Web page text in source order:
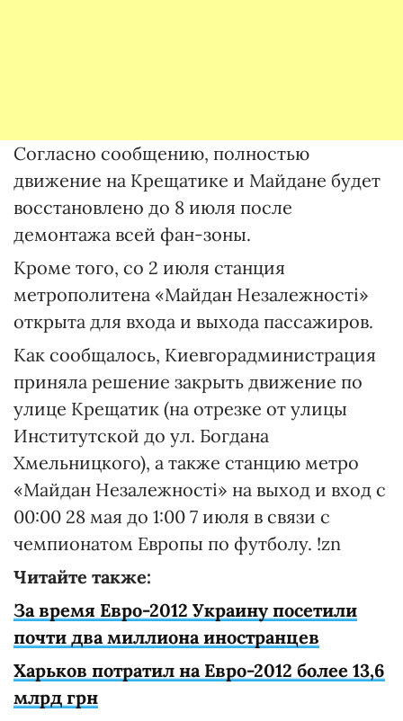
Согласно сообщению, полностью
движение на Крещатике и Майдане будет
восстановлено до 8 июля после
демонтажа всей фан-зоны.
Кроме того, со 2 июля станция
метрополитена «Майдан Незалежності»
открыта для входа и выхода пассажиров.
Как сообщалось, Киевгорадминистрация
приняла решение закрыть движение по
улице Крещатик (на отрезке от улицы
Институтской до ул. Богдана
Хмельницкого), а также станцию метро
«Майдан Незалежності» на выход и вход с
00:00 28 мая до 1:00 7 июля в связи с
чемпионатом Европы по футболу. !zn
Читайте также:
За время Евро-2012 Украину посетили
почти два миллиона иностранцев
Харьков потратил на Евро-2012 более 13,6
млрд грн